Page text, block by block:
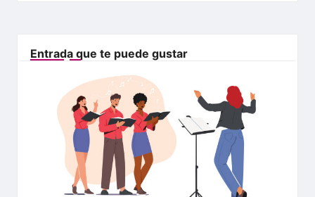
Entrada que te puede gustar